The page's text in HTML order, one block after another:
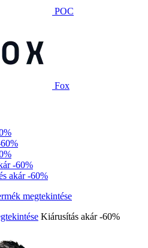
POC
Fox
-60%
akár -60%
Kiárusítás akár -60%